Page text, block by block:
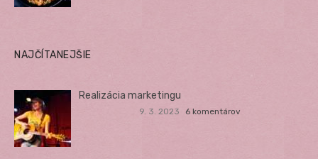
NAJČÍTANEJŠIE
Realizácia marketingu
9. 3. 2023 6 komentárov